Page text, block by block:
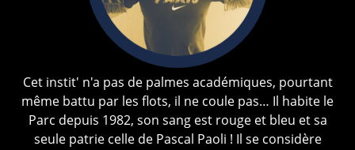
Cet instit' n'a pas de palmes académiques, pourtant
même battu par les flots, il ne coule pas… Il habite le
Parc depuis 1982, son sang est rouge et bleu et sa
seule patrie celle de Pascal Paoli ! Il se considère